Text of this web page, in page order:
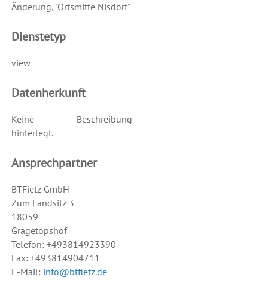
Änderung, "Ortsmitte Nisdorf"
Dienstetyp
view
Datenherkunft
Keine Beschreibung
hinterlegt.
Ansprechpartner
BTFietz GmbH
Zum Landsitz 3
18059
Gragetopshof
Telefon: +493814923390
Fax: +493814904711
E-Mail: info@btfietz.de